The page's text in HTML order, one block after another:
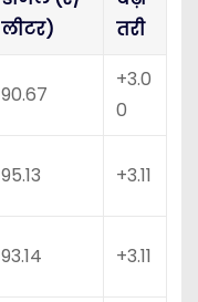
लीटर)
तरी
90.67
+3.0
0
95.13 +3.11
93.14 +3.11